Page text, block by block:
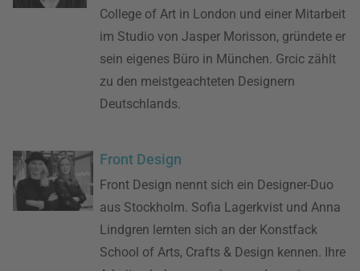
College of Art in London und einer Mitarbeit
im Studio von Jasper Morisson, gründete er
sein eigenes Büro in München. Grcic zählt
zu den meistgeachteten Designern
Deutschlands.
Front Design
Front Design nennt sich ein Designer-Duo
aus Stockholm. Sofia Lagerkvist und Anna
Lindgren lernten sich an der Konstfack
School of Arts, Crafts & Design kennen. Ihre